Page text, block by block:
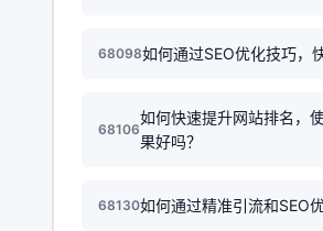
68098如何通过SEO优化技巧，
68106
如何快速提升网站排名，
果好吗？
68130如何通过精准引流和SEO